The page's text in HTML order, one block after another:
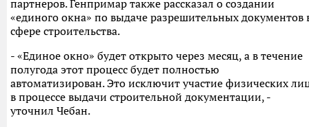
партнеров. Генпримар также рассказал о создании
«единого окна» по выдаче разрешительных документов
сфере строительства.
- «Единое окно» будет открыто через месяц, а в течение
полугода этот процесс будет полностью
автоматизирован. Это исключит участие физических
в процессе выдачи строительной документации, -
уточнил Чебан.